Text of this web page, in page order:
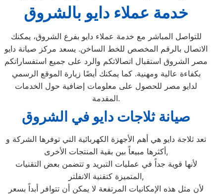
خدمة عملاء دايو بالشروق
للتواصل المباشر مع خدمة عملاء دايو بفرع الشروق، يمكنك
الاتصال بالرقم المخصص للخط الساخن. يسعد مركز صيانة دايو
مصر الشروق استقبال اتصالاتكم والرد على جميع استفساراتكم
بكفاءة عالية ومهنية. كما يمكنك أيضًا زيارة الموقع الرسمي
لدايو مصر للحصول على معلومات إضافية حول الخدمات
المقدمة.
صيانة ثلاجات دايو في الشروق
تعد ثلاجة دايو هي أهم الأجهزة الكهربائية التي توفرها الشركة و
أكثرها مبيعاً بين بقية المنتجات الأخرى,
لأنها قوية جداً في عمليات التبريد و تتضمن بعض التقنيات
المتميزة كتقنية الانفلتر,
لأن مثل هذه الإمكانيات المرتفعة لا يمكن أن تتوافر أبداً بسعر